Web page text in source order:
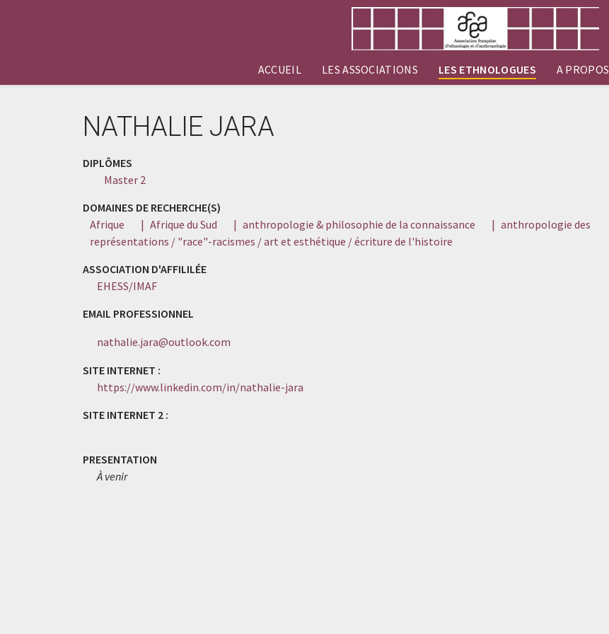
ACCUEIL LES ASSOCIATIONS LES ETHNOLOGUES A PROPOS
NATHALIE JARA
DIPLÔMES
Master 2
DOMAINES DE RECHERCHE(S)
Afrique
| Afrique du Sud | anthropologie & philosophie de la connaissance | anthropologie des
représentations / "race"-racismes / art et esthétique / écriture de l'histoire
ASSOCIATION D'AFFILILÉE
EHESS/IMAF
EMAIL PROFESSIONNEL
nathalie.jara@outlook.com
SITE INTERNET :
https://www.linkedin.com/in/nathalie-jara
SITE INTERNET 2 :
PRESENTATION
À venir